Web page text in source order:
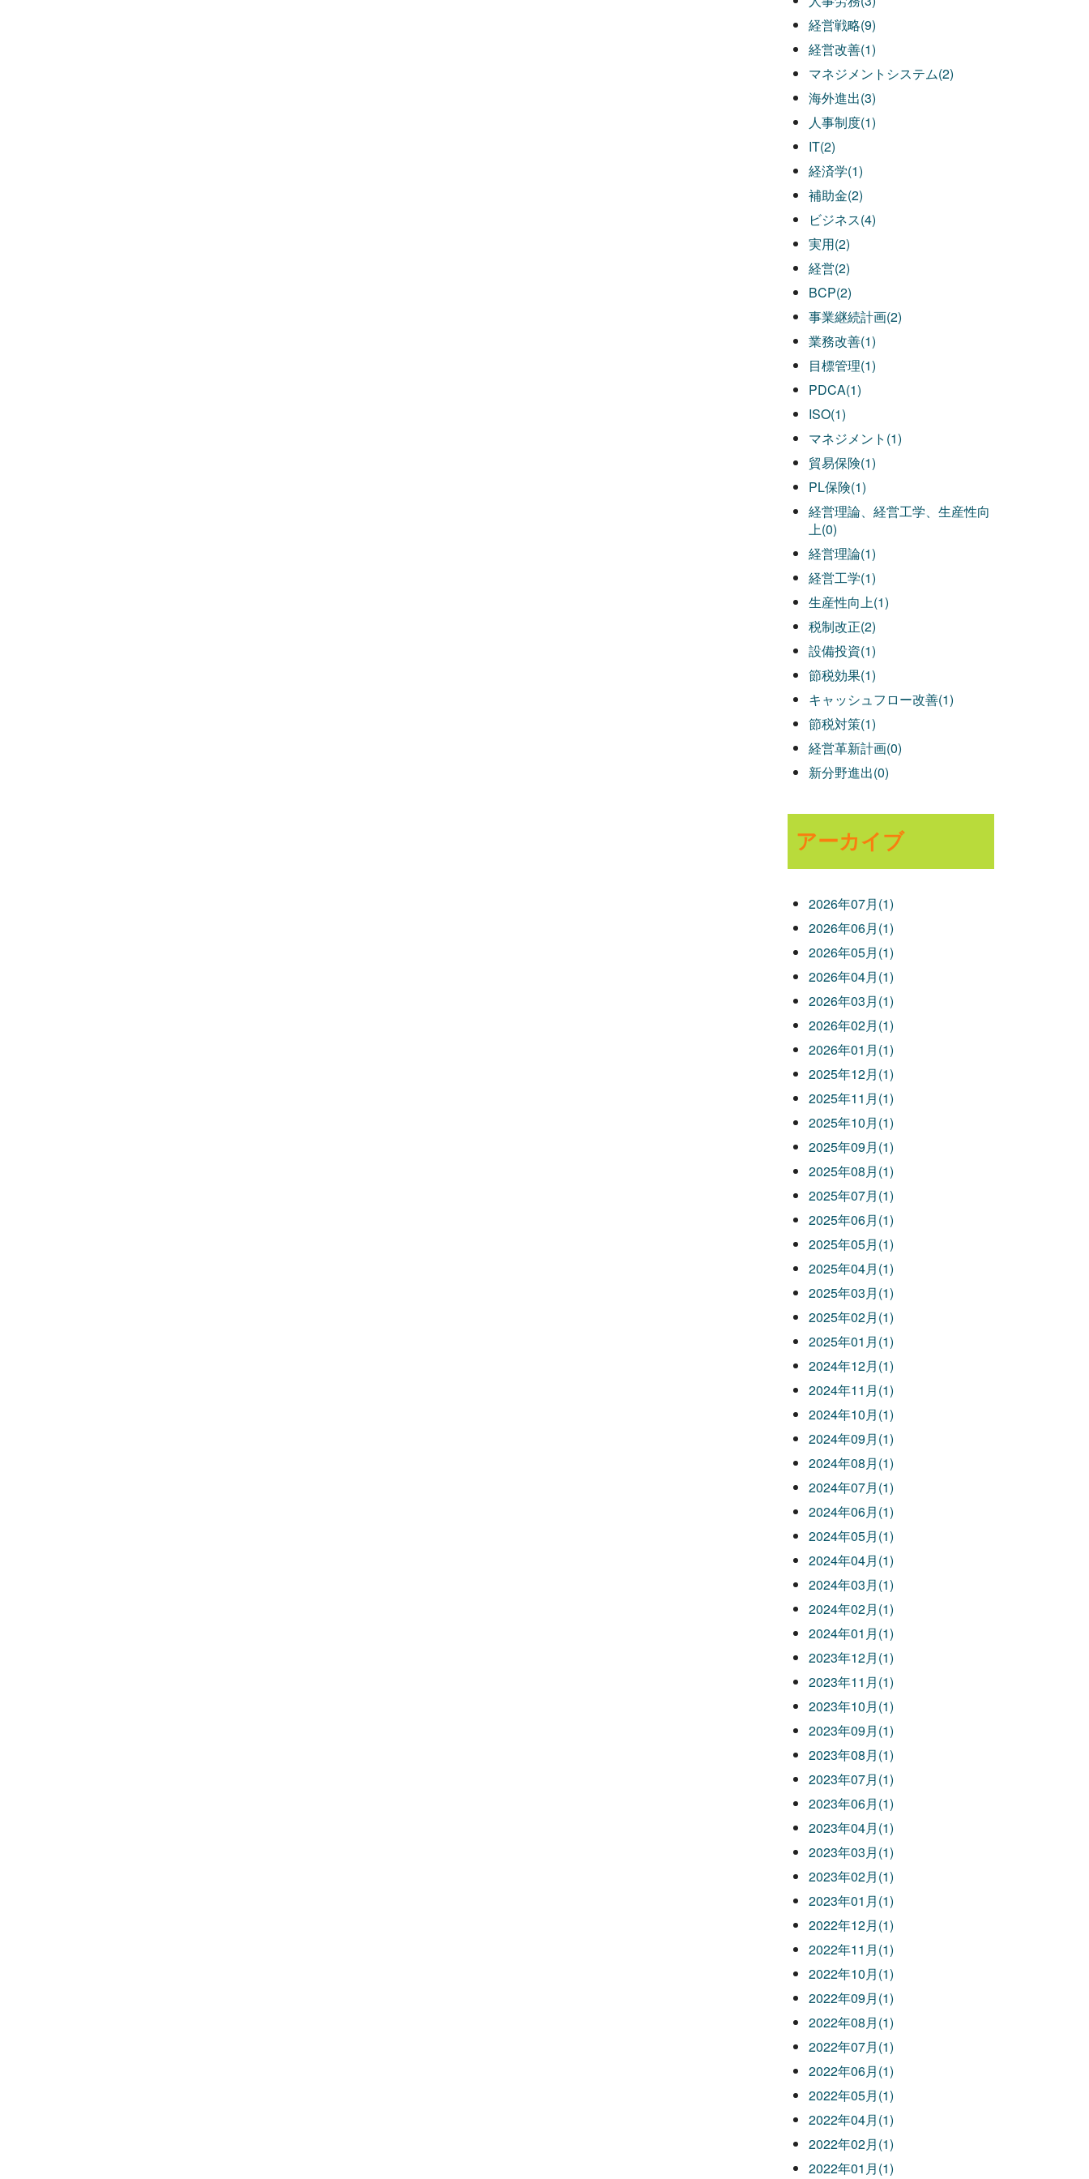
経営戦略(9)
経営改善(1)
マネジメントシステム(2)
海外進出(3)
人事制度(1)
IT(2)
経済学(1)
補助金(2)
ビジネス(4)
実用(2)
経営(2)
BCP(2)
事業継続計画(2)
業務改善(1)
目標管理(1)
PDCA(1)
ISO(1)
マネジメント(1)
貿易保険(1)
PL保険(1)
経営理論、経営工学、生産性向
上(0)
経営理論(1)
経営工学(1)
生産性向上(1)
税制改正(2)
設備投資(1)
節税効果(1)
キャッシュフロー改善(1)
節税対策(1)
経営革新計画(0)
新分野進出(0)
アーカイブ
2026年07月(1)
2026年06月(1)
2026年05月(1)
2026年04月(1)
2026年03月(1)
2026年02月(1)
2026年01月(1)
2025年12月(1)
2025年11月(1)
2025年10月(1)
2025年09月(1)
2025年08月(1)
2025年07月(1)
2025年06月(1)
2025年05月(1)
2025年04月(1)
2025年03月(1)
2025年02月(1)
2025年01月(1)
2024年12月(1)
2024年11月(1)
2024年10月(1)
2024年09月(1)
2024年08月(1)
2024年07月(1)
2024年06月(1)
2024年05月(1)
2024年04月(1)
2024年03月(1)
2024年02月(1)
2024年01月(1)
2023年12月(1)
2023年11月(1)
2023年10月(1)
2023年09月(1)
2023年08月(1)
2023年07月(1)
2023年06月(1)
2023年04月(1)
2023年03月(1)
2023年02月(1)
2023年01月(1)
2022年12月(1)
2022年11月(1)
2022年10月(1)
2022年09月(1)
2022年08月(1)
2022年07月(1)
2022年06月(1)
2022年05月(1)
2022年04月(1)
2022年02月(1)
2022年01月(1)